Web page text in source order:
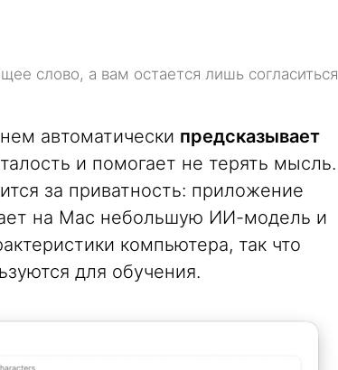
слово, а вам остается лишь согласиться
автоматически предсказывает
и помогает не терять мысль.
за приватность: приложение
на Mac небольшую ИИ-модель и
компьютера, так что
для обучения.